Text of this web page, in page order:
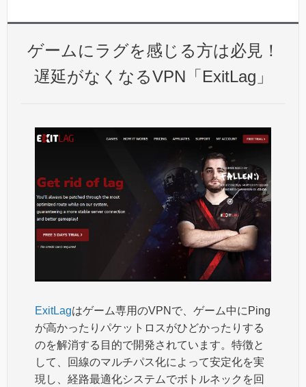
ゲームにラグを感じる方は必見！
遅延がなくなるVPN「ExitLag」
ExitLagはゲーム専用のVPNで、ゲーム中にPing
が高かったりパケットロスがひどかったりする
のを解消する目的で開発されています。特徴と
して、回線のマルチパス化によって安定化を実
現し、経路最適化システムでボトルネックを回